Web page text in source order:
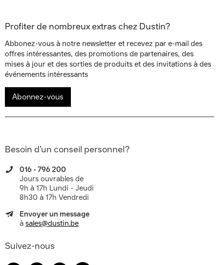
Profiter de nombreux extras chez Dustin?
Abbonez-vous à notre newsletter et recevez par e-mail des
offres intéressantes, des promotions de partenaires, des
mises à jour et des sorties de produits et des invitations à des
événements intéressants
Abonnez-vous
Besoin d’un conseil personnel?
016 - 796 200
Jours ouvrables de
9h à 17h Lundi - Jeudi
8h30 à 17h Vendredi
Envoyer un message
à sales@dustin.be
Suivez-nous